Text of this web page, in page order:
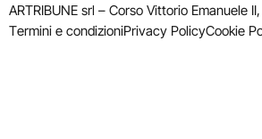
ARTRIBUNE srl – Corso Vittorio Emanuele
Termini e condizioniPrivacy PolicyCookie